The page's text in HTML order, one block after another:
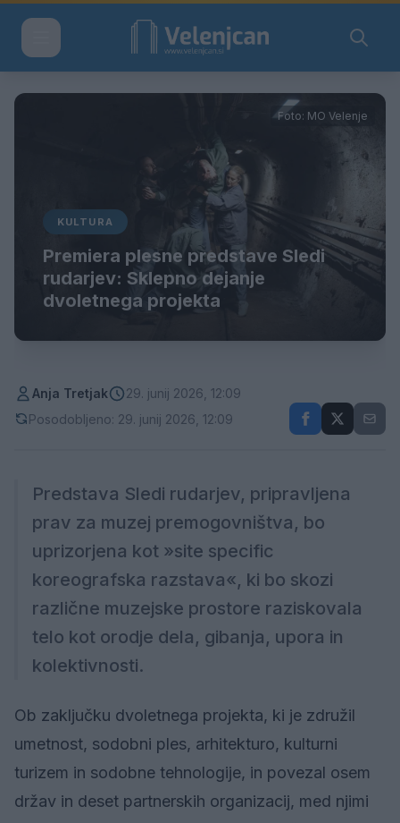
Foto: MO Velenje
KULTURA
Premiera plesne predstave Sledi
rudarjev: Sklepno dejanje
dvoletnega projekta
Anja Tretjak
29. junij 2026, 12:09
Posodobljeno: 29. junij 2026, 12:09
Predstava Sledi rudarjev, pripravljena
prav za muzej premogovništva, bo
uprizorjena kot »site specific
koreografska razstava«, ki bo skozi
različne muzejske prostore raziskovala
telo kot orodje dela, gibanja, upora in
kolektivnosti.
Ob zaključku dvoletnega projekta, ki je združil
umetnost, sodobni ples, arhitekturo, kulturni
turizem in sodobne tehnologije, in povezal osem
držav in deset partnerskih organizacij, med njimi